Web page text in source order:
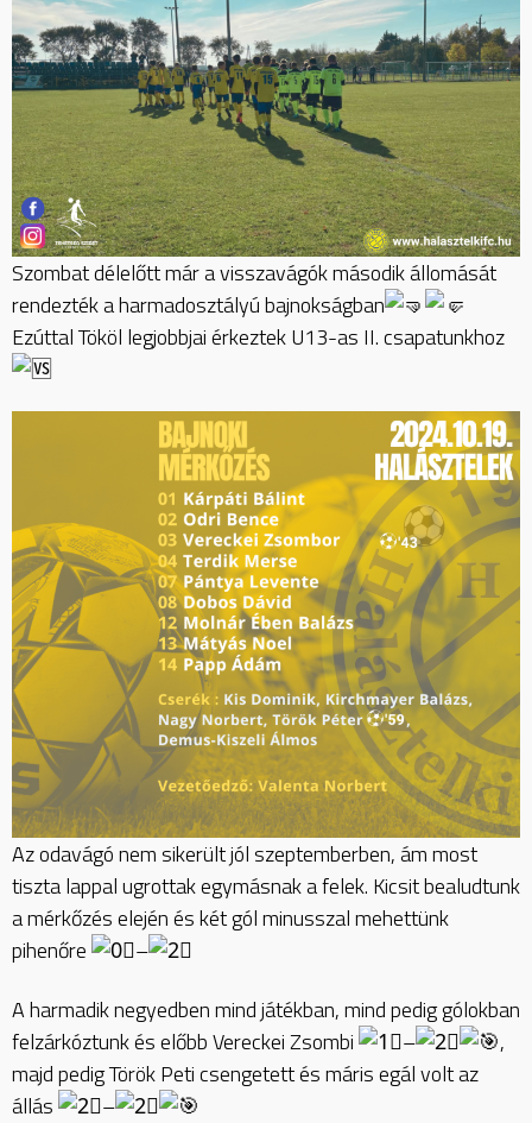
Szombat délelőtt már a visszavágók második állomását
rendezték a harmadosztályú bajnokságban
Ezúttal Tököl legjobbjai érkeztek U13-as II. csapatunkhoz
Az odavágó nem sikerült jól szeptemberben, ám most
tiszta lappal ugrottak egymásnak a felek. Kicsit bealudtunk
a mérkőzés elején és két gól minusszal mehettünk
pihenőre
–
Aharmadik negyedben mind játékban, mind pedig gólokban
felzárkóztunk és előbb Vereckei Zsombi
–
,
majd pedig Török Peti csengetett és máris egál volt az
állás
–